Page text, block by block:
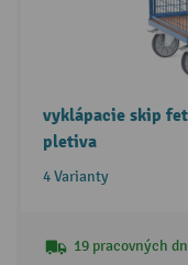
vyklápacie skip
pletiva
4 Varianty
19 pracovných